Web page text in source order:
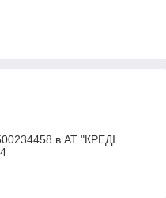
в АТ "КРЕДІ